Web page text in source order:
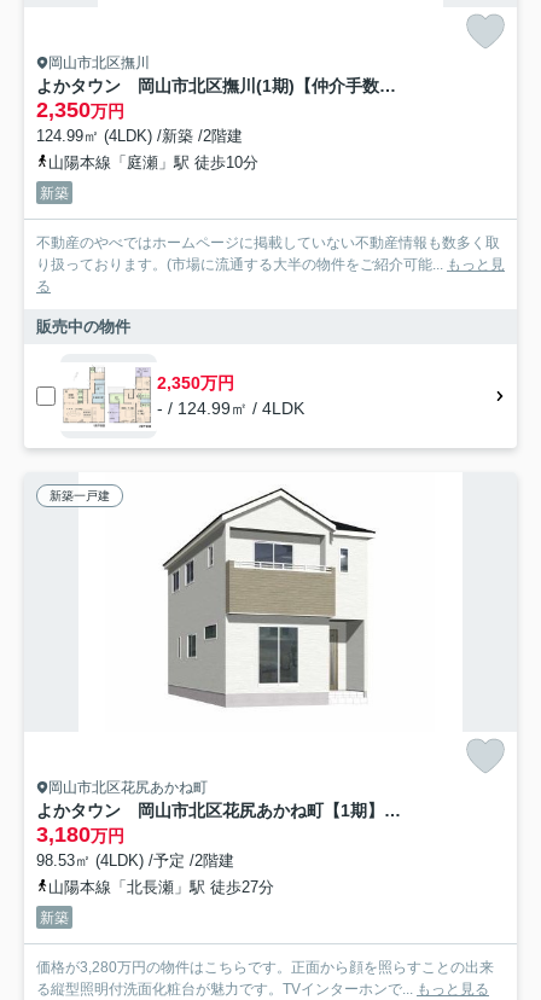
岡山市北区撫川
よかタウン 岡山市北区撫川(1期)【仲介手数料無料】
2,350万円
124.99㎡ (4LDK) /新築 /2階建
山陽本線「庭瀬」駅 徒歩10分
新築
不動産のやべではホームページに掲載していない不動産情報も数多く取
り扱っております。(市場に流通する大半の物件をご紹介可能... もっと見
る
販売中の物件
2,350万円
- / 124.99㎡ / 4LDK
新築一戸建
岡山市北区花尻あかね町
よかタウン 岡山市北区花尻あかね町【1期】【仲介手数料無料】
3,180万円
98.53㎡ (4LDK) /予定 /2階建
山陽本線「北長瀬」駅 徒歩27分
新築
価格が3,280万円の物件はこちらです。正面から顔を照らすことの出来
る縦型照明付洗面化粧台が魅力です。TVインターホンで... もっと見る